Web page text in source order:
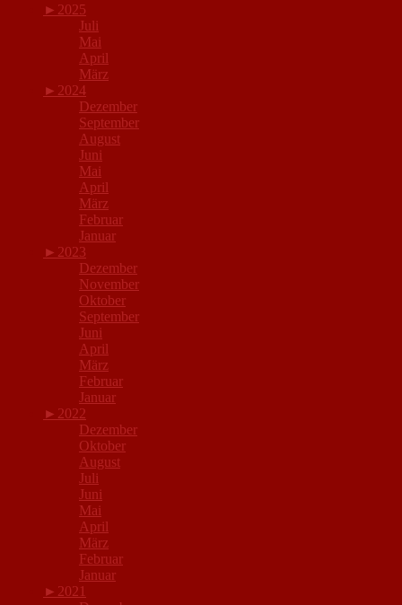
► 2025
Juli
Mai
April
März
► 2024
Dezember
September
August
Juni
Mai
April
März
Februar
Januar
► 2023
Dezember
November
Oktober
September
Juni
April
März
Februar
Januar
► 2022
Dezember
Oktober
August
Juli
Juni
Mai
April
März
Februar
Januar
► 2021